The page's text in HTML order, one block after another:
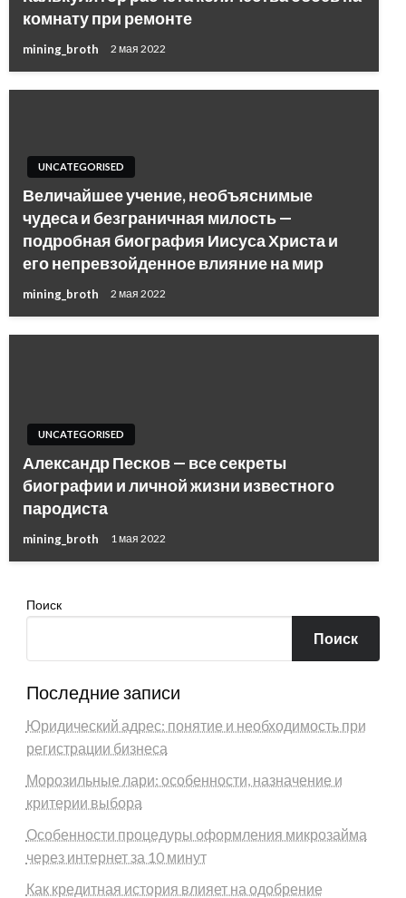
комнату при ремонте
mining_broth 2 мая 2022
UNCATEGORISED
Величайшее учение, необъяснимые
чудеса и безграничная милость —
подробная биография Иисуса Христа и
его непревзойденное влияние на мир
mining_broth 2 мая 2022
UNCATEGORISED
Александр Песков — все секреты
биографии и личной жизни известного
пародиста
mining_broth 1 мая 2022
Поиск
Поиск
Последние записи
Юридический адрес: понятие и необходимость при
регистрации бизнеса
Морозильные лари: особенности, назначение и
критерии выбора
Особенности процедуры оформления микрозайма
через интернет за 10 минут
Как кредитная история влияет на одобрение